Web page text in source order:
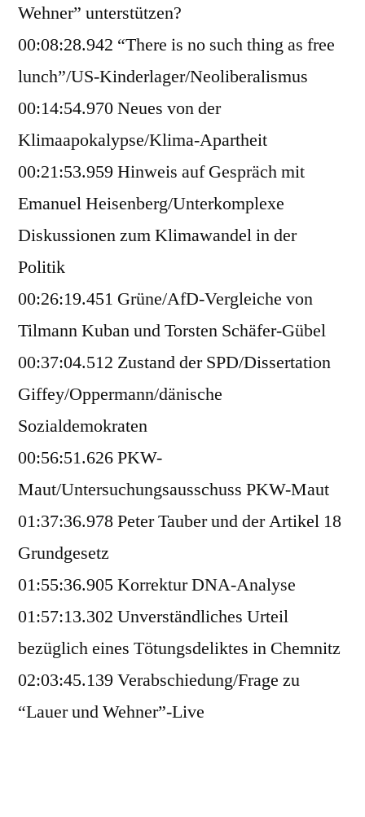
Wehner” unterstützen?
00:08:28.942 “There is no such thing as free
lunch”/US-Kinderlager/Neoliberalismus
00:14:54.970 Neues von der
Klimaapokalypse/Klima-Apartheit
00:21:53.959 Hinweis auf Gespräch mit
Emanuel Heisenberg/Unterkomplexe
Diskussionen zum Klimawandel in der
Politik
00:26:19.451 Grüne/AfD-Vergleiche von
Tilmann Kuban und Torsten Schäfer-Gübel
00:37:04.512 Zustand der SPD/Dissertation
Giffey/Oppermann/dänische
Sozialdemokraten
00:56:51.626 PKW-
Maut/Untersuchungsausschuss PKW-Maut
01:37:36.978 Peter Tauber und der Artikel 18
Grundgesetz
01:55:36.905 Korrektur DNA-Analyse
01:57:13.302 Unverständliches Urteil
bezüglich eines Tötungsdeliktes in Chemnitz
02:03:45.139 Verabschiedung/Frage zu
“Lauer und Wehner”-Live